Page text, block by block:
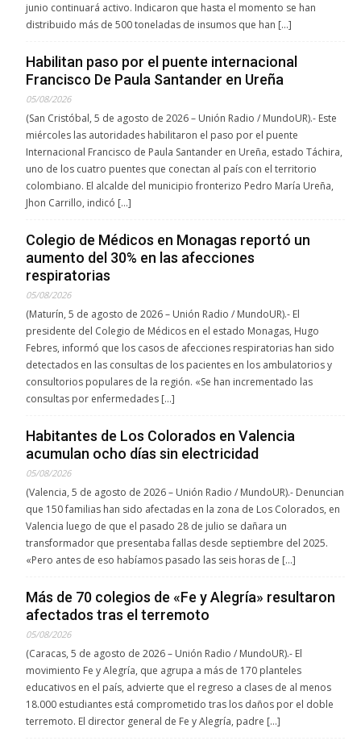
junio continuará activo. Indicaron que hasta el momento se han
distribuido más de 500 toneladas de insumos que han […]
Habilitan paso por el puente internacional
Francisco De Paula Santander en Ureña
05/08/2026
(San Cristóbal, 5 de agosto de 2026 – Unión Radio / MundoUR).- Este
miércoles las autoridades habilitaron el paso por el puente
Internacional Francisco de Paula Santander en Ureña, estado Táchira,
uno de los cuatro puentes que conectan al país con el territorio
colombiano. El alcalde del municipio fronterizo Pedro María Ureña,
Jhon Carrillo, indicó […]
Colegio de Médicos en Monagas reportó un
aumento del 30% en las afecciones
respiratorias
05/08/2026
(Maturín, 5 de agosto de 2026 – Unión Radio / MundoUR).- El
presidente del Colegio de Médicos en el estado Monagas, Hugo
Febres, informó que los casos de afecciones respiratorias han sido
detectados en las consultas de los pacientes en los ambulatorios y
consultorios populares de la región. «Se han incrementado las
consultas por enfermedades […]
Habitantes de Los Colorados en Valencia
acumulan ocho días sin electricidad
05/08/2026
(Valencia, 5 de agosto de 2026 – Unión Radio / MundoUR).- Denuncian
que 150 familias han sido afectadas en la zona de Los Colorados, en
Valencia luego de que el pasado 28 de julio se dañara un
transformador que presentaba fallas desde septiembre del 2025.
«Pero antes de eso habíamos pasado las seis horas de […]
Más de 70 colegios de «Fe y Alegría» resultaron
afectados tras el terremoto
05/08/2026
(Caracas, 5 de agosto de 2026 – Unión Radio / MundoUR).- El
movimiento Fe y Alegría, que agrupa a más de 170 planteles
educativos en el país, advierte que el regreso a clases de al menos
18.000 estudiantes está comprometido tras los daños por el doble
terremoto. El director general de Fe y Alegría, padre […]